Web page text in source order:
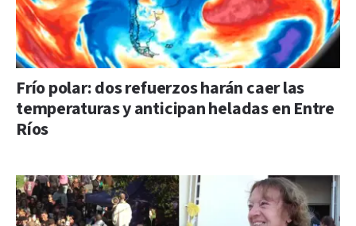
Frío polar: dos refuerzos harán caer las
temperaturas y anticipan heladas en Entre
Ríos